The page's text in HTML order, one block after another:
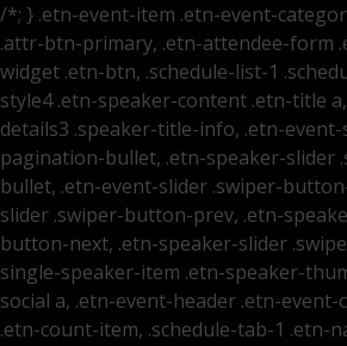
/*; } .etn-event-item .etn-event-
.attr-btn-primary, .etn-attendee-form
widget .etn-btn, .schedule-list-1
style4 .etn-speaker-content .etn-title
details3 .speaker-title-info, .etn-
pagination-bullet, .etn-speaker-slider
bullet, .etn-event-slider .swiper-
slider .swiper-button-prev, .etn-
button-next, .etn-speaker-slider
single-speaker-item .etn-speaker-
social a, .etn-event-header .etn-
.etn-count-item, .schedule-tab-1 .etn-